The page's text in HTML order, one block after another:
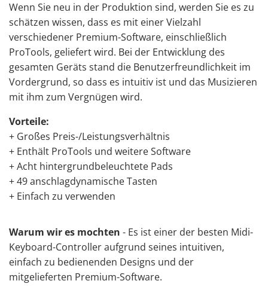
Wenn Sie neu in der Produktion sind, werden Sie es zu
schätzen wissen, dass es mit einer Vielzahl
verschiedener Premium-Software, einschließlich
ProTools, geliefert wird. Bei der Entwicklung des
gesamten Geräts stand die Benutzerfreundlichkeit im
Vordergrund, so dass es intuitiv ist und das Musizieren
mit ihm zum Vergnügen wird.
Vorteile:
+ Großes Preis-/Leistungsverhältnis
+ Enthält ProTools und weitere Software
+ Acht hintergrundbeleuchtete Pads
+ 49 anschlagdynamische Tasten
+ Einfach zu verwenden
Warum wir es mochten - Es ist einer der besten Midi-
Keyboard-Controller aufgrund seines intuitiven,
einfach zu bedienenden Designs und der
mitgelieferten Premium-Software.